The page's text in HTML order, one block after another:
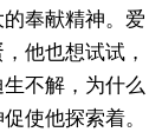
奉献精神。爱
他也想试试，
不解，为什么
使他探索着。